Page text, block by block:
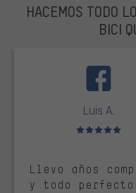
HACEMOS TODO
BICI
Luis A.
Valoración
Llevo años
y todo